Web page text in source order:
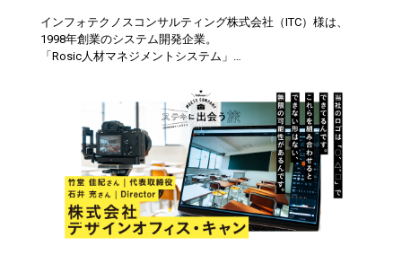
インフォテクノスコンサルティング株式会社（ITC）様は、
1998年創業のシステム開発企業。
「Rosic人材マネジメントシステム」…